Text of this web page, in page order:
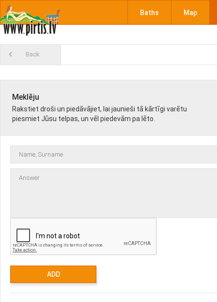
Baths Map
Back
Meklēju
Rakstiet droši un piedāvājiet, lai jaunieši tā kārtīgi varētu
piesmiet Jūsu telpas, un vēl piedevām pa lēto.